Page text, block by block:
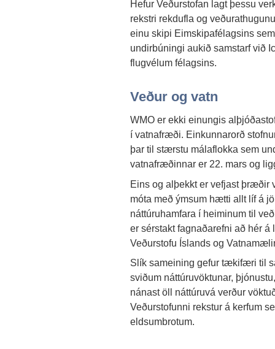
Hefur Veðurstofan lagt þessu
rekstri rekdufla og
einu skipi Eimskipafélagsins
undirbúningi aukið samstarf við
flugvélum félagsins.
Veður og vatn
WMO er ekki einungis
í vatnafræði. Einkunnarorð
þar til stærstu málaflokka sem
vatnafræðinnar er 22. mars og
Eins og alþekkt er vefjast þræðir
móta með ýmsum hætti allt líf á
náttúruhamfara í heiminum til
er sérstakt fagnaðarefni að hér
Veðurstofu Íslands og
Slík sameining gefur tækifæri til
sviðum náttúruvöktunar,
nánast öll náttúruvá verður
Veðurstofunni rekstur á kerfum
eldsumbrotum.